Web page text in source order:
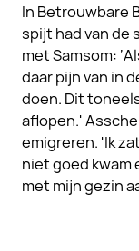
In Betrouwbare
spijt had van de
met Samsom:
daar pijn van in
doen. Dit
aflopen.'
emigreren. 'Ik
niet goed kwam
met mijn gezin